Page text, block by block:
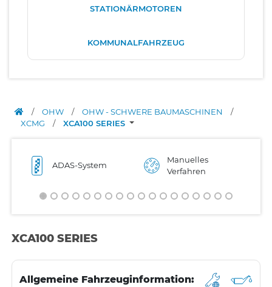
STATIONÄRMOTOREN
KOMMUNALFAHRZEUG
/ OHW / OHW - SCHWERE BAUMASCHINEN
/
XCMG
/ XCA100 SERIES
ADAS-System
Manuelles
Verfahren
XCA100 SERIES
Allgemeine Fahrzeuginformation: